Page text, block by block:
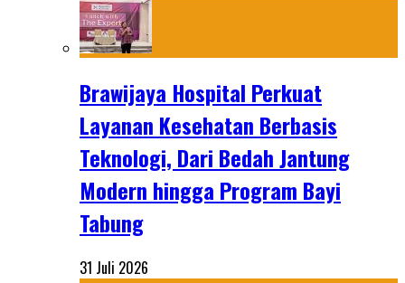
Brawijaya Hospital Perkuat
Layanan Kesehatan Berbasis
Teknologi, Dari Bedah Jantung
Modern hingga Program Bayi
Tabung
31 Juli 2026